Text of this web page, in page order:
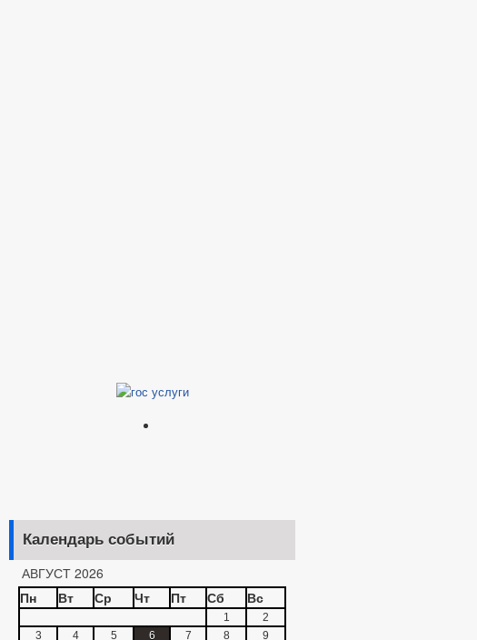
Календарь событий
АВГУСТ 2026
Пн
Вт Ср Чт Пт Сб Вс
1
2
3
4 5 6 7 8
9